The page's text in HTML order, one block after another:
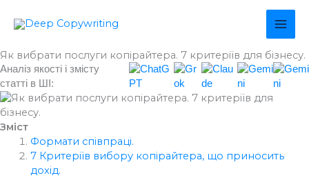
Як вибрати послуги копірайтера. 7 критеріїв для бізнесу.
Аналіз якості і змісту
статті в ШІ:
Зміст
Формати співпраці.
7 Критеріїв вибору копірайтера, що приносить
дохід.